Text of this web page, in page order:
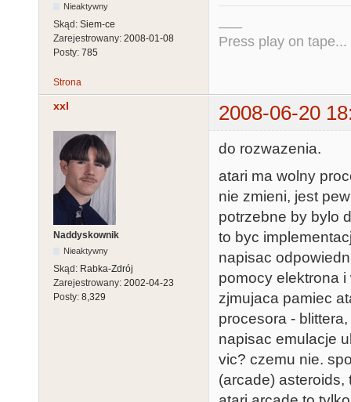
Nieaktywny
Skąd: Siem-ce
Zarejestrowany: 2008-01-08
Posty: 785
Press play on tape...
Strona
xxl 2008-06-20
Naddyskownik
Nieaktywny
Skąd: Rabka-Zdrój
Zarejestrowany: 2002-04-23
Posty: 8,329
do rozwazenia.
atari ma wolny
nie zmieni, jest
potrzebne by bylo
to byc
napisac
pomocy elektrona
zjmujaca pamiec
procesora -
napisac emulacje
vic? czemu nie.
(arcade) asteroids,